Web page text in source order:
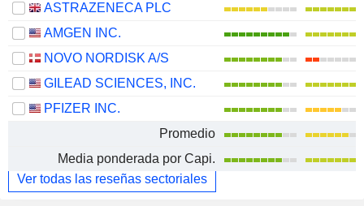
ASTRAZENECA PLC
AMGEN INC.
NOVO NORDISK A/S
GILEAD SCIENCES, INC.
PFIZER INC.
Promedio
Media ponderada por Capi.
Ver todas las reseñas sectoriales